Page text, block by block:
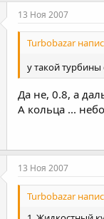
13 Ноя 2007
Turbobazar
у такой
Да не, 0.8, а
А кольца ...
13 Ноя 2007
Turbobazar